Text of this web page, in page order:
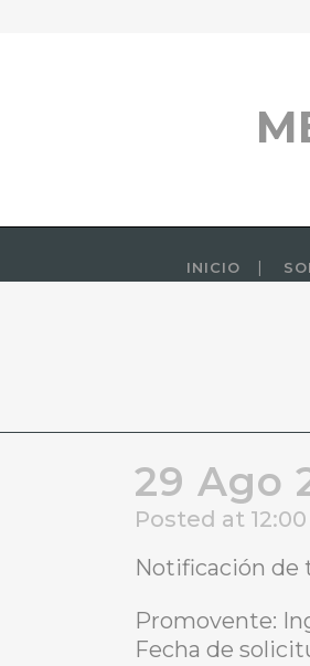
INICIO
29 Ago
Posted at
Notificación de
Promovente:
Fecha de